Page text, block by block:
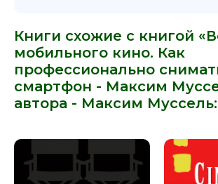
Книги схожие с книгой
мобильного кино. Как
профессионально
смартфон - Максим
автора - Максим Муссель: